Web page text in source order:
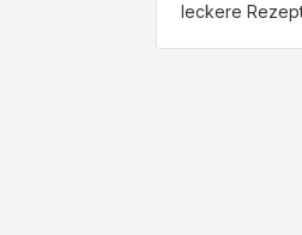
leckere